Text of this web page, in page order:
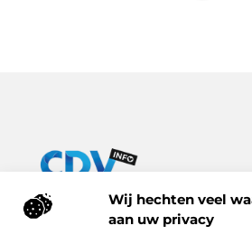
Wij hechten veel
aan uw privacy
Van praktische tips tot inspirerende
Ontdek een breed scala aan blogs en